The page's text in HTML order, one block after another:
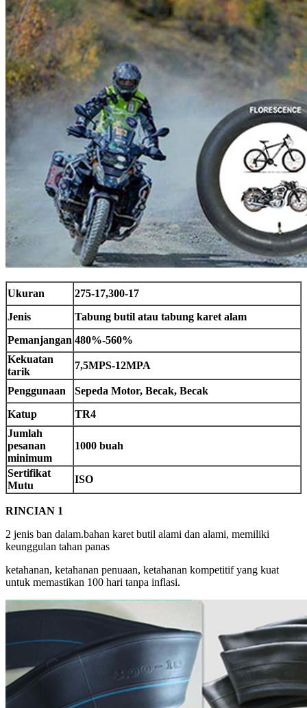
Ukuran
275-17,300-17
Jenis
Tabung butil atau tabung karet alam
Pemanjangan 480%-560%
Kekuatan
tarik
7,5MPS-12MPA
Penggunaan
Sepeda Motor, Becak, Becak
Katup
TR4
Jumlah
pesanan
minimum
1000 buah
Sertifikat
Mutu
ISO
RINCIAN 1
2 jenis ban dalam.bahan karet butil alami dan alami, memiliki
keunggulan tahan panas
ketahanan, ketahanan penuaan, ketahanan kompetitif yang kuat
untuk memastikan 100 hari tanpa inflasi.